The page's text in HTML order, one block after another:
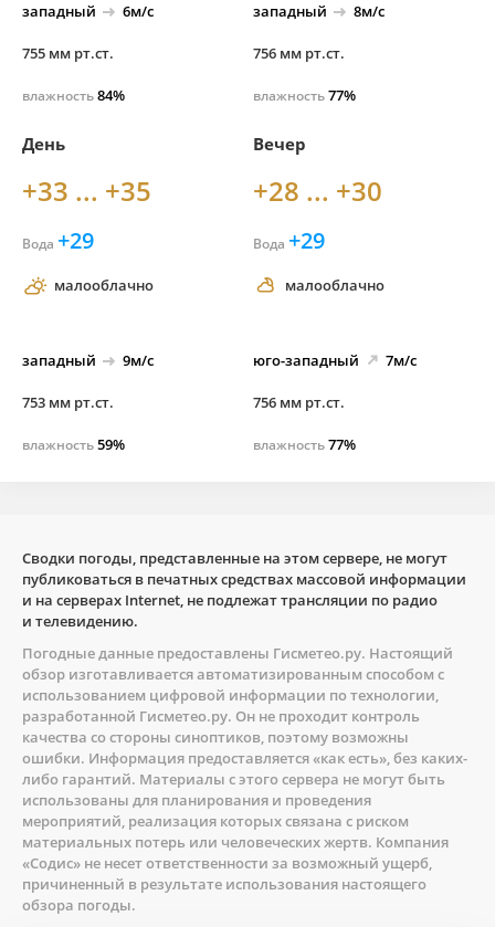
западный 6м/с
755 мм рт.ст.
влажность84%
западный 8м/с
756 мм рт.ст.
влажность77%
День
+33 ... +35
Вода +29
малооблачно
западный 9м/с
753 мм рт.ст.
влажность59%
Вечер
+28 ... +30
Вода +29
малооблачно
юго-западный 7м/с
756 мм рт.ст.
влажность77%
Сводки погоды, представленные на этом сервере, не могут
публиковаться в печатных средствах массовой информации
и на серверах Internet, не подлежат трансляции по радио
и телевидению.
Погодные данные предоставлены Гисметео.ру. Настоящий
обзор изготавливается автоматизированным способом с
использованием цифровой информации по технологии,
разработанной Гисметео.ру. Он не проходит контроль
качества со стороны синоптиков, поэтому возможны
ошибки. Информация предоставляется «как есть», без каких-
либо гарантий. Материалы с этого сервера не могут быть
использованы для планирования и проведения
мероприятий, реализация которых связана с риском
материальных потерь или человеческих жертв. Компания
«Содис» не несет ответственности за возможный ущерб,
причиненный в результате использования настоящего
обзора погоды.